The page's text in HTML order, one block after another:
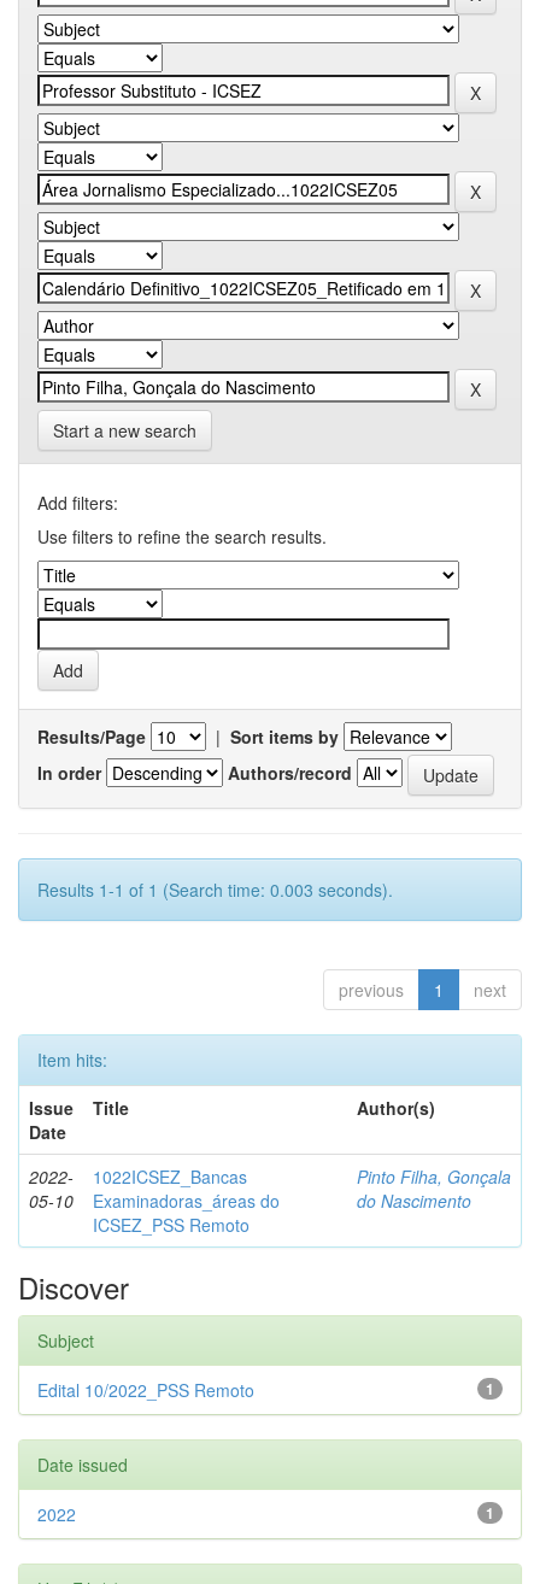
Start a new search
Add filters:
Use filters to refine the search results.
Results/Page | Sort items by
In order
Authors/record
Results 1-1 of 1 (Search time: 0.003 seconds).
previous 1 next
Item hits:
Issue
Date
Title Author(s)
2022-
05-10
1022ICSEZ_Bancas
Examinadoras_áreas do
ICSEZ_PSS Remoto
Pinto Filha, Gonçala
do Nascimento
Discover
Subject
1
Edital 10/2022_PSS Remoto
Date issued
1
2022